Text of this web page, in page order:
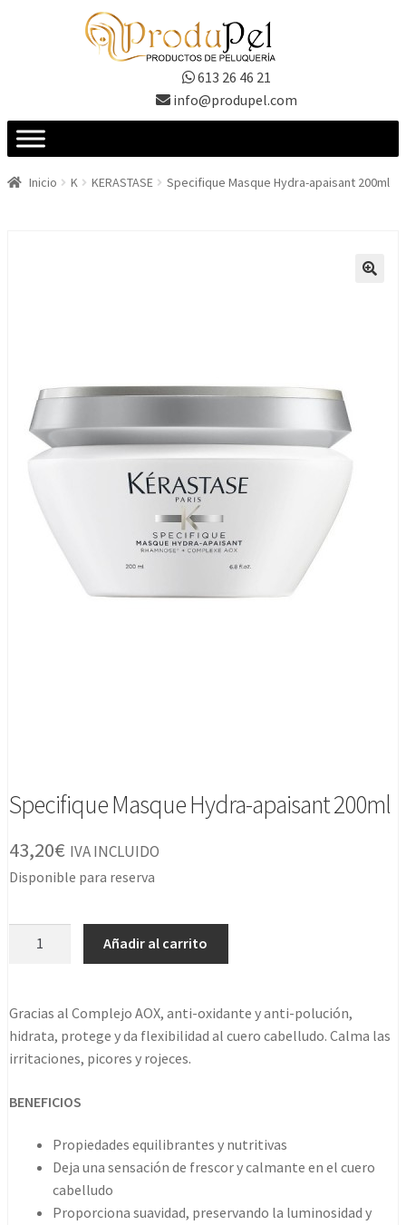
613 26 46 21
info@produpel.com
Inicio K KERASTASE Specifique Masque Hydra-apaisant 200ml
Specifique Masque Hydra-apaisant 200ml
43,20€ IVA INCLUIDO
Disponible para reserva
200ml
cantidad
Añadir al carrito
Gracias al Complejo AOX, anti-oxidante y anti-polución,
hidrata, protege y da flexibilidad al cuero cabelludo. Calma las
irritaciones, picores y rojeces.
BENEFICIOS
Propiedades equilibrantes y nutritivas
Deja una sensación de frescor y calmante en el cuero
cabelludo
Proporciona suavidad, preservando la luminosidad y